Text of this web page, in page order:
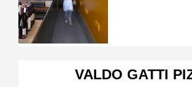
VALDO GATTI